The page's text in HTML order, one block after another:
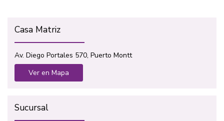
Casa Matriz
Av. Diego Portales 570, Puerto Montt
Ver en Mapa
Sucursal